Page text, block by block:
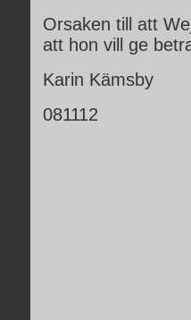
Orsaken till att
att hon vill ge
Karin Kämsby
081112